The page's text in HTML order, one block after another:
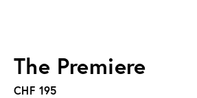
The Premiere
CHF 195